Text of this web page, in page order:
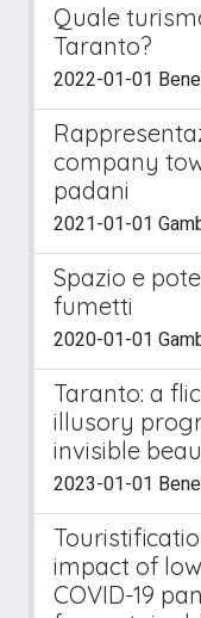
Quale
Taranto?
2022-01-01
company
padani
2021-01-01
Spazio e
fumetti
2020-01-01
Taranto: a
illusory
invisible
2023-01-01
impact of
COVID-19